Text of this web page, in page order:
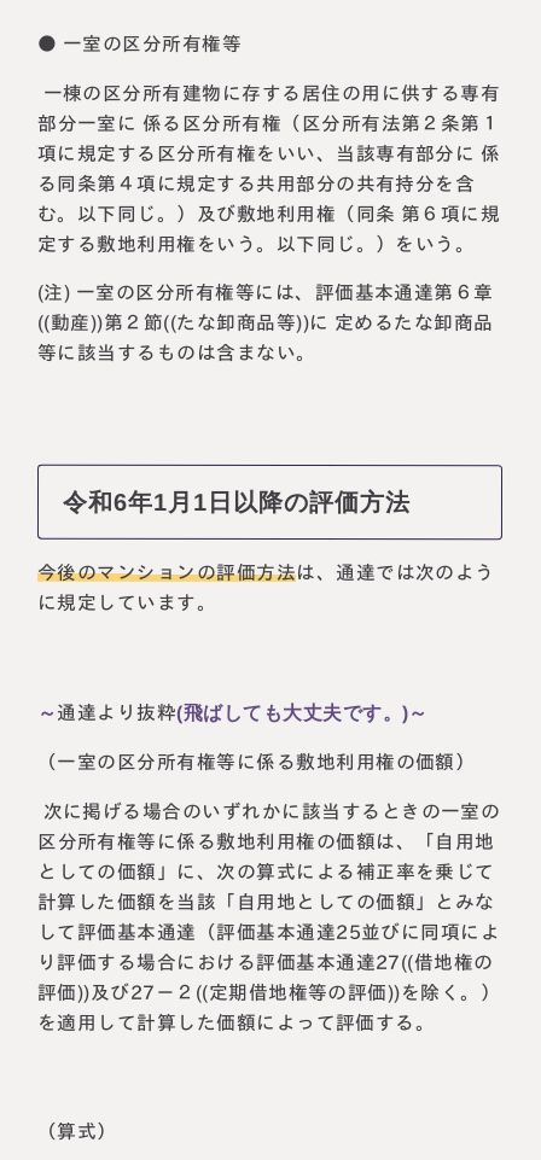
● 一室の区分所有権等
一棟の区分所有建物に存する居住の用に供する専有
部分一室に 係る区分所有権（区分所有法第２条第１
項に規定する区分所有権をいい、当該専有部分に 係
る同条第４項に規定する共用部分の共有持分を含
む。以下同じ。）及び敷地利用権（同条 第６項に規
定する敷地利用権をいう。以下同じ。）をいう。
(注) 一室の区分所有権等には、評価基本通達第６章
((動産))第２節((たな卸商品等))に 定めるたな卸商品
等に該当するものは含まない。
令和6年1月1日以降の評価方法
今後のマンションの評価方法は、通達では次のよう
に規定しています。
～ 通達より抜粋(飛ばしても大丈夫です。)～
（一室の区分所有権等に係る敷地利用権の価額）
次に掲げる場合のいずれかに該当するときの一室の
区分所有権等に係る敷地利用権の価額は、「自用地
としての価額」に、次の算式による補正率を乗じて
計算した価額を当該「自用地としての価額」とみな
して評価基本通達（評価基本通達25並びに同項によ
り評価する場合における評価基本通達27((借地権の
評価))及び27－２((定期借地権等の評価))を除く。）
を適用して計算した価額によって評価する。
（算式）